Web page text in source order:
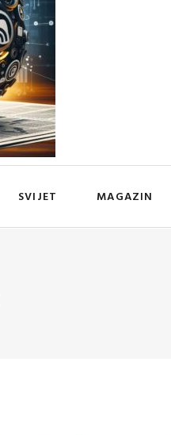
SVIJET MAGAZIN